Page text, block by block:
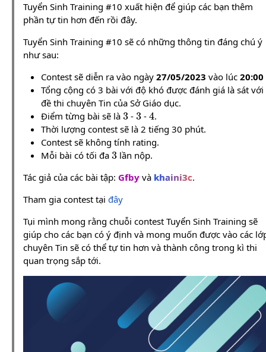
Tuyển Sinh Training #10 xuất hiện để giúp các bạn thêm
phần tự tin hơn đến rồi đây.
Tuyển Sinh Training #10 sẽ có những thông tin đáng chú ý
như sau:
Contest sẽ diễn ra vào ngày 27/05/2023 vào lúc 20:00
Tổng cộng có 3 bài với độ khó được đánh giá là sát với
đề thi chuyên Tin của Sở Giáo dục.
Điểm từng bài sẽ là
3
-
3
-
4
.
Thời lượng contest sẽ là 2 tiếng 30 phút.
Contest sẽ không tính rating.
Mỗi bài có tối đa
3
lần nộp.
Tác giả của các bài tập: Gfby và khaini3c.
Tham gia contest tại đây
Tụi mình mong rằng chuỗi contest Tuyển Sinh Training sẽ
giúp cho các bạn có ý định và mong muốn được vào các
chuyên Tin sẽ có thể tự tin hơn và thành công trong kì thi
quan trọng sắp tới.